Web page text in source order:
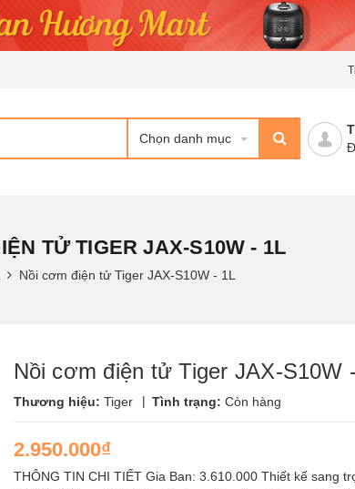
Chọn danh mục
TỬ TIGER JAX-S10W - 1L
Nồi cơm điện tử Tiger JAX-S10W - 1L
Nồi cơm điện tử Tiger JAX-S10W
Thương hiệu: Tiger | Tình trạng: Còn hàng
2.950.000₫
THÔNG TIN CHI TIẾT Gia Ban: 3.610.000 Thiết kế sang